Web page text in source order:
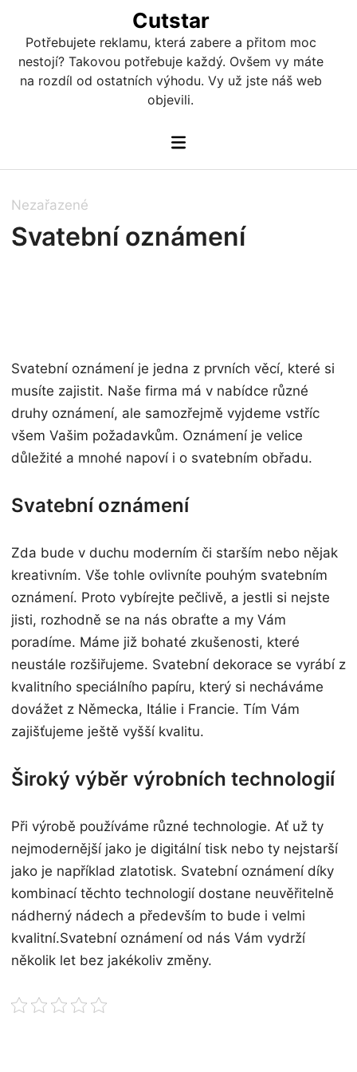
content
Cutstar
Potřebujete reklamu, která zabere a přitom moc
nestojí? Takovou potřebuje každý. Ovšem vy máte
na rozdíl od ostatních výhodu. Vy už jste náš web
objevili.
Main
P
o
s
n
Nezařazené
Svatební oznámení
Svatební oznámení je jedna z prvních věcí, které si
musíte zajistit. Naše firma má v nabídce různé
druhy oznámení, ale samozřejmě vyjdeme vstříc
všem Vašim požadavkům. Oznámení je velice
důležité a mnohé napoví i o svatebním obřadu.
Svatební oznámení
Zda bude v duchu moderním či starším nebo nějak
kreativním. Vše tohle ovlivníte pouhým svatebním
oznámení. Proto vybírejte pečlivě, a jestli si nejste
jisti, rozhodně se na nás obraťte a my Vám
poradíme. Máme již bohaté zkušenosti, které
neustále rozšiřujeme. Svatební dekorace se vyrábí z
kvalitního speciálního papíru, který si necháváme
dovážet z Německa, Itálie i Francie. Tím Vám
zajišťujeme ještě vyšší kvalitu.
Široký výběr výrobních technologií
Při výrobě používáme různé technologie. Ať už ty
nejmodernější jako je digitální tisk nebo ty nejstarší
jako je například zlatotisk. Svatební oznámení díky
kombinací těchto technologií dostane neuvěřitelně
nádherný nádech a především to bude i velmi
kvalitní.Svatební oznámení od nás Vám vydrží
několik let bez jakékoliv změny.